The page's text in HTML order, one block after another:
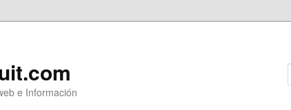
e Información